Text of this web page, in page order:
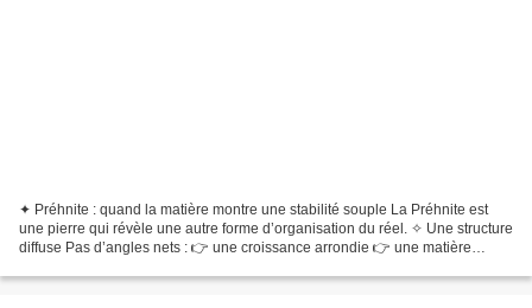
✦ Préhnite : quand la matière montre une stabilité souple La Préhnite est
une pierre qui révèle une autre forme d’organisation du réel. ✧ Une structure
diffuse Pas d’angles nets : 👉 une croissance arrondie 👉 une matière